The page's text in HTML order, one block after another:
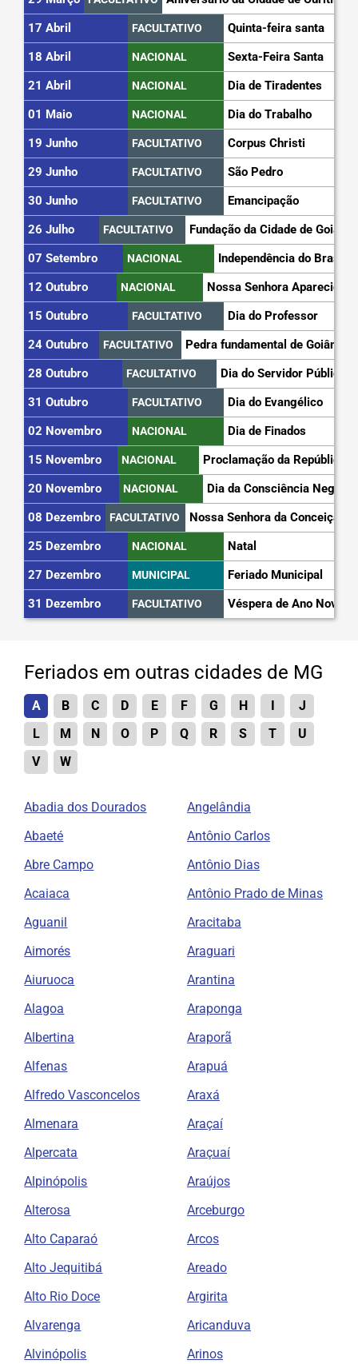
17 Abril
FACULTATIVO
Quinta-feira santa
18 Abril
NACIONAL
Sexta-Feira Santa
21 Abril
NACIONAL
Dia de Tiradentes
01 Maio
NACIONAL
Dia do Trabalho
19 Junho
FACULTATIVO
Corpus Christi
29 Junho
FACULTATIVO
São Pedro
30 Junho
FACULTATIVO
Emancipação
26 Julho
FACULTATIVO
Fundação da Cidade de Goiás
07 Setembro
NACIONAL
Independência do Brasil
12 Outubro
NACIONAL
Nossa Senhora Aparecida
15 Outubro
FACULTATIVO
Dia do Professor
24 Outubro
FACULTATIVO
Pedra fundamental de Goiânia
28 Outubro
FACULTATIVO
Dia do Servidor Público
31 Outubro
FACULTATIVO
Dia do Evangélico
02 Novembro
NACIONAL
Dia de Finados
15 Novembro
NACIONAL
Proclamação da República
20 Novembro
NACIONAL
Dia da Consciência Negra
08 Dezembro
FACULTATIVO
Nossa Senhora da Conceição
25 Dezembro
NACIONAL
Natal
27 Dezembro
MUNICIPAL
Feriado Municipal
31 Dezembro
FACULTATIVO Véspera de Ano Novo
Feriados em outras cidades de MG
A B C D E F G H I
J
L
M N O P Q R S T
U
V
W
Abadia dos Dourados
Abaeté
Abre Campo
Acaiaca
Aguanil
Aimorés
Aiuruoca
Alagoa
Albertina
Alfenas
Alfredo Vasconcelos
Almenara
Alpercata
Alpinópolis
Alterosa
Alto Caparaó
Alto Jequitibá
Alto Rio Doce
Alvarenga
Alvinópolis
Angelândia
Antônio Carlos
Antônio Dias
Antônio Prado de Minas
Aracitaba
Araguari
Arantina
Araponga
Araporã
Arapuá
Araxá
Araçaí
Araçuaí
Araújos
Arceburgo
Arcos
Areado
Argirita
Aricanduva
Arinos